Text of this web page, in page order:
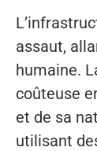
assaut,
humaine.
coûteuse
et de sa
utilisant